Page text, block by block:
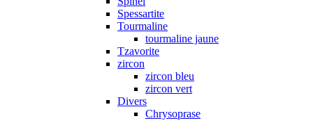
Spessartite
Tourmaline
tourmaline jaune
Tzavorite
zircon
zircon bleu
zircon vert
Divers
Chrysoprase